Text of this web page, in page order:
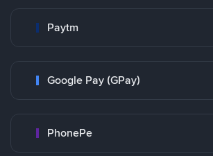
Paytm
Google Pay (GPay)
PhonePe